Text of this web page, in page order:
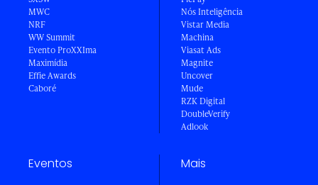
MWC
NRF
WW Summit
Evento ProXXIma
Maximídia
Effie Awards
Caboré
Nós Inteligência
Vistar Media
Machina
Viasat Ads
Magnite
Uncover
Mude
RZK Digital
DoubleVerify
Adlook
Eventos Mais